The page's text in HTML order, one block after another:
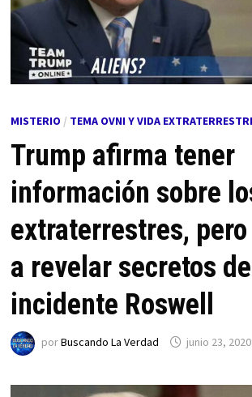
MISTERIO / TEMA OVNI Y VIDA
Trump afirma tener
información sobre
extraterrestres,
a revelar secretos del
incidente Roswell
porBuscando La Verdad junio 23, 2020